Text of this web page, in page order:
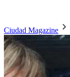
Ciudad Magazine